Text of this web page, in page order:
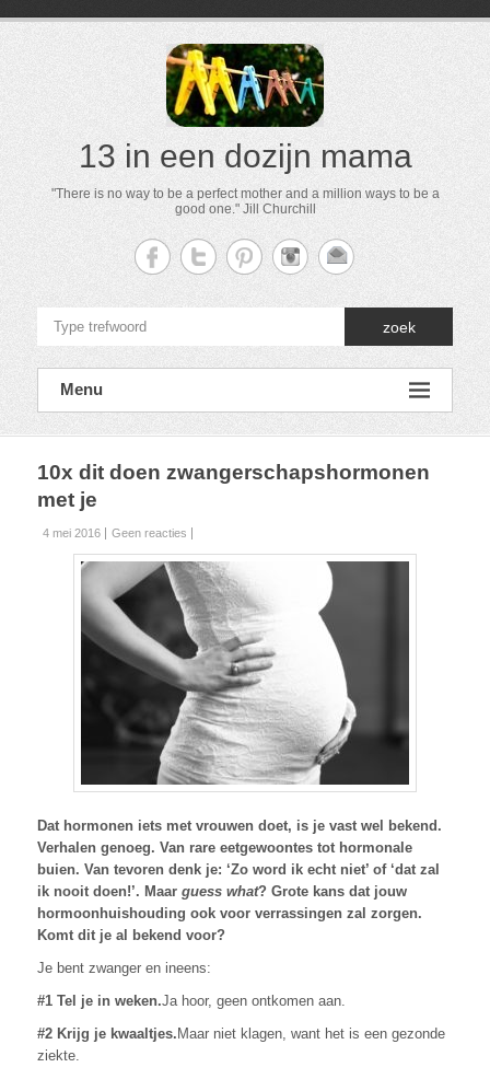
13 in een dozijn mama
"There is no way to be a perfect mother and a million ways to be a
good one." Jill Churchill
zoek
Menu
10x dit doen zwangerschapshormonen
met je
4 mei 2016 Geen reacties
Dat hormonen iets met vrouwen doet, is je vast wel bekend.
Verhalen genoeg. Van rare eetgewoontes tot hormonale
buien. Van tevoren denk je: ‘Zo word ik echt niet’ of ‘dat zal
ik nooit doen!’. Maar guess what? Grote kans dat jouw
hormoonhuishouding ook voor verrassingen zal zorgen.
Komt dit je al bekend voor?
Je bent zwanger en ineens:
#1 Tel je in weken.Ja hoor, geen ontkomen aan.
#2 Krijg je kwaaltjes. Maar niet klagen, want het is een gezonde
ziekte.